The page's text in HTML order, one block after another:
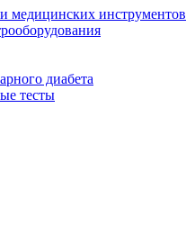
медицинских инструментов
диабета
тесты